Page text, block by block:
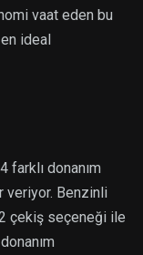
vaat eden bu
ideal
farklı donanım
Benzinli
çekiş seçeneği ile